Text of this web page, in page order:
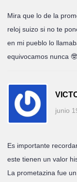
Mira que lo de la
reloj suizo si no te
en mi pueblo lo
equivocamos nunca 🤓
junio
Es importante
este tienen un valor
La prometazina fue